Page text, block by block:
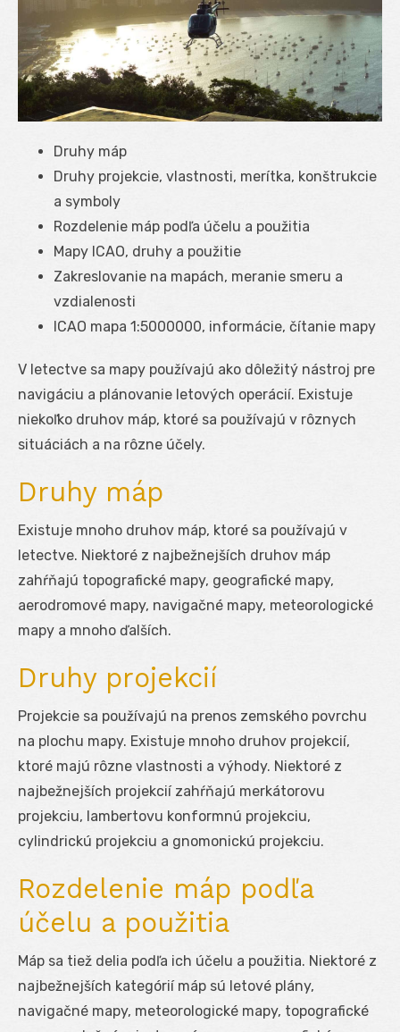
Druhy máp
Druhy projekcie, vlastnosti, merítka, konštrukcie
a symboly
Rozdelenie máp podľa účelu a použitia
Mapy ICAO, druhy a použitie
Zakreslovanie na mapách, meranie smeru a
vzdialenosti
ICAO mapa 1:5000000, informácie, čítanie mapy
V letectve sa mapy používajú ako dôležitý nástroj pre
navigáciu a plánovanie letových operácií. Existuje
niekoľko druhov máp, ktoré sa používajú v rôznych
situáciách a na rôzne účely.
Druhy máp
Existuje mnoho druhov máp, ktoré sa používajú v
letectve. Niektoré z najbežnejších druhov máp
zahŕňajú topografické mapy, geografické mapy,
aerodromové mapy, navigačné mapy, meteorologické
mapy a mnoho ďalších.
Druhy projekcií
Projekcie sa používajú na prenos zemského povrchu
na plochu mapy. Existuje mnoho druhov projekcií,
ktoré majú rôzne vlastnosti a výhody. Niektoré z
najbežnejších projekcií zahŕňajú merkátorovu
projekciu, lambertovu konformnú projekciu,
cylindrickú projekciu a gnomonickú projekciu.
Rozdelenie máp podľa
účelu a použitia
Máp sa tiež delia podľa ich účelu a použitia. Niektoré z
najbežnejších kategórií máp sú letové plány,
navigačné mapy, meteorologické mapy, topografické